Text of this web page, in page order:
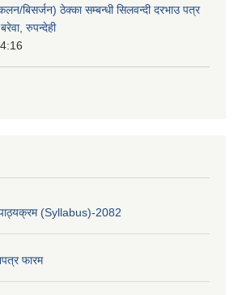
बिसर्जन) ठेक्का सम्बन्धी सिलवन्दी दरभाउ पत्र
रुपन्देही
(Syllabus)-2082
फारम